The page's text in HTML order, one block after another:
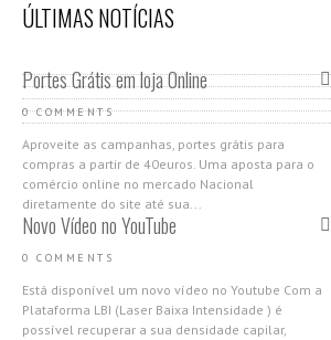
ÚLTIMAS NOTÍCIAS
Portes Grátis em loja Online
0 COMMENTS
Aproveite as campanhas, portes grátis para
compras a partir de 40euros. Uma aposta para o
comércio online no mercado Nacional
diretamente do site até sua...
Novo Vídeo no YouTube
0 COMMENTS
Está disponível um novo vídeo no Youtube Com a
Plataforma LBI (Laser Baixa Intensidade ) é
possível recuperar a sua densidade capilar,